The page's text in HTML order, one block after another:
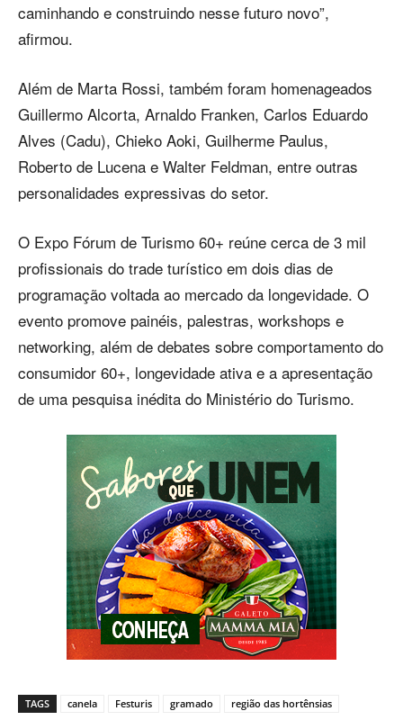
caminhando e construindo nesse futuro novo”,
afirmou.
Além de Marta Rossi, também foram homenageados
Guillermo Alcorta, Arnaldo Franken, Carlos Eduardo
Alves (Cadu), Chieko Aoki, Guilherme Paulus,
Roberto de Lucena e Walter Feldman, entre outras
personalidades expressivas do setor.
O Expo Fórum de Turismo 60+ reúne cerca de 3 mil
profissionais do trade turístico em dois dias de
programação voltada ao mercado da longevidade. O
evento promove painéis, palestras, workshops e
networking, além de debates sobre comportamento do
consumidor 60+, longevidade ativa e a apresentação
de uma pesquisa inédita do Ministério do Turismo.
TAGS canela Festuris gramado região das hortênsias